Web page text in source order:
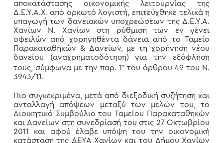
αποκατάστασης οικονομικής λειτουργίας της
Δ.Ε.Υ.Α.Χ. από ορκωτό λογιστή, επιτεύχθηκε τελικά η
υπαγωγή των δανειακών υποχρεώσεων της Δ.Ε.Υ.Α.
Χανίων Ν. Χανίων στη ρύθμιση των εν γένει
οφειλών από χορηγηθέντα δάνεια από το Ταμείο
Παρακαταθηκών & Δανείων, με τη χορήγηση νέου
δανείου (αναχρηματοδότηση) για την εξόφληση
τους, σύμφωνα με την παρ. 1 α
του άρθρου 49 του Ν.
3943/11.
Πιο συγκεκριμένα, μετά από διεξοδική συζήτηση και
ανταλλαγή απόψεων μεταξύ των μελών του, το
Διοικητικό Συμβούλιο του Ταμείου Παρακαταθηκών
και Δανείων στη συνεδρίασή του στις 27 Οκτωβρίου
2011 και αφού έλαβε υπόψη του την οικονομική
κατάσταση της ΔΕΥΑ Χανίων και του Δήμου Χανίων